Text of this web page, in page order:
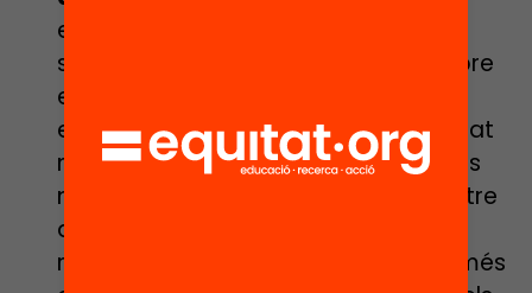
entre missatge i receptor perquè
s’observi impacte de l’avaluació sobre
el rendiment de l’alumnat. Alguna
evidència a tenir en compte: l’alumnat
més avançat es beneficia de menors
nivells de detall en el feedback, mentre
que el més motivat obté major
rendiment a partir de mecanismes més